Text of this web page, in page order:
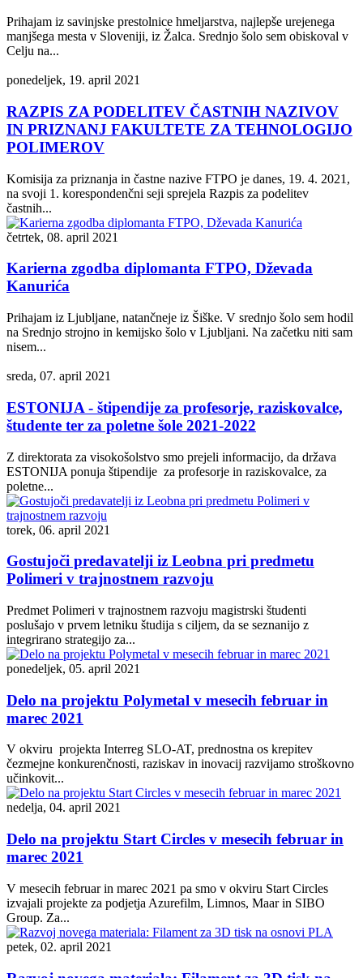
Prihajam iz savinjske prestolnice hmeljarstva, najlepše urejenega
manjšega mesta v Sloveniji, iz Žalca. Srednjo šolo sem obiskoval v
Celju na...
ponedeljek, 19. april 2021
RAZPIS ZA PODELITEV ČASTNIH NAZIVOV
IN PRIZNANJ FAKULTETE ZA TEHNOLOGIJO
POLIMEROV
Komisija za priznanja in častne nazive FTPO je danes, 19. 4. 2021,
na svoji 1. korespondenčni seji sprejela Razpis za podelitev
častnih...
četrtek, 08. april 2021
Karierna zgodba diplomanta FTPO, Dževada
Kanurića
Prihajam iz Ljubljane, natančneje iz Šiške. V srednjo šolo sem hodil
na Srednjo strojno in kemijsko šolo v Ljubljani. Na začetku niti sam
nisem...
sreda, 07. april 2021
ESTONIJA - štipendije za profesorje, raziskovalce,
študente ter za poletne šole 2021-2022
Z direktorata za visokošolstvo smo prejeli informacijo, da država
ESTONIJA ponuja štipendije za profesorje in raziskovalce, za
poletne...
torek, 06. april 2021
Gostujoči predavatelji iz Leobna pri predmetu
Polimeri v trajnostnem razvoju
Predmet Polimeri v trajnostnem razvoju magistrski študenti
poslušajo v prvem letniku študija s ciljem, da se seznanijo z
integrirano strategijo za...
ponedeljek, 05. april 2021
Delo na projektu Polymetal v mesecih februar in
marec 2021
V okviru projekta Interreg SLO-AT, prednostna os krepitev
čezmejne konkurenčnosti, raziskav in inovacij razvijamo stroškovno
učinkovit...
nedelja, 04. april 2021
Delo na projektu Start Circles v mesecih februar in
marec 2021
V mesecih februar in marec 2021 pa smo v okviru Start Circles
izvajali projekte za podjetja Azurefilm, Limnos, Maar in SIBO
Group. Za...
petek, 02. april 2021